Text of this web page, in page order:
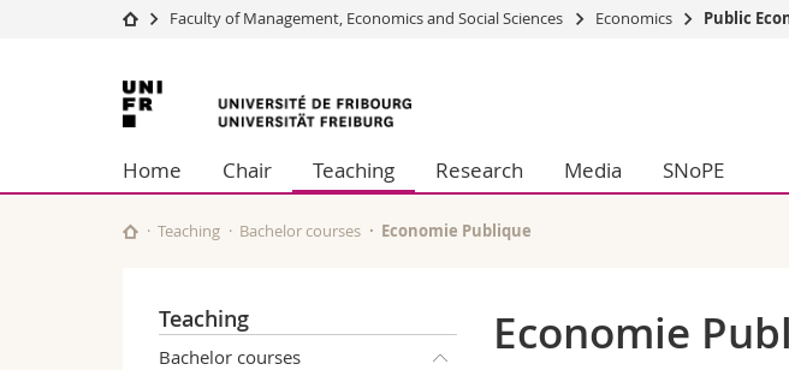
University
Studies
Research
University
Continuing education
Management, Economics and Social
Humanities
Education
Science and Medicine
Faculty of Management, Economics and Social Sciences Economics Public
University
of
Fribourg
Home Chair Teaching Research Media SNoPE
Teaching Bachelor courses Economie Publique
Teaching
Bachelor courses
Economie